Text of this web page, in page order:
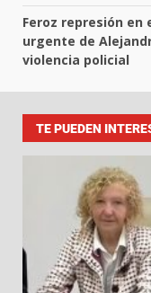
Feroz represión en
urgente de
violencia policial
TE PUEDEN